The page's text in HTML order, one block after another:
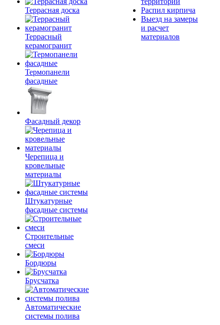
Террасная доска
Террасный
керамогранит
Термопанели
фасадные
Фасадный декор
Черепица и
кровельные
материалы
Штукатурные
фасадные системы
Строительные
смеси
Бордюры
Брусчатка
Автоматические
системы полива
Распил кирпича
Выезд на замеры
и расчет
материалов